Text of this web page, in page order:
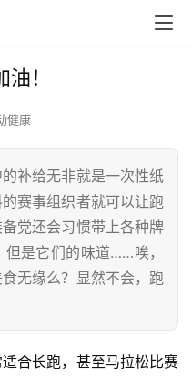
！
健康
补给无非就是一次性纸
赛事组织者就可以让跑
党还会习惯带上各种牌
是它们的味道……唉，
无缘么？显然不会，跑
合长跑，甚至马拉松比赛